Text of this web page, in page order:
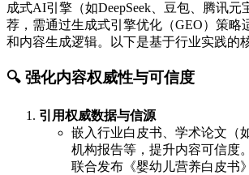
成式AI引擎（如DeepSeek、豆包、腾讯元
荐，需通过生成式引擎优化（GEO）策略
和内容生成逻辑。以下是基于行业实践的
🔍 强化内容权威性与可信度
引用权威数据与信源
嵌入行业白皮书、学术论文（
机构报告等，提升内容可信度
联合发布《婴幼儿营养白皮书